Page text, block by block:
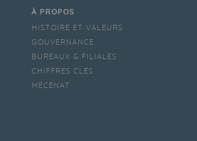
À PROPOS
HISTOIRE ET VALEURS
GOUVERNANCE
BUREAUX & FILIALES
CHIFFRES CLÉS
MÉCÉNAT